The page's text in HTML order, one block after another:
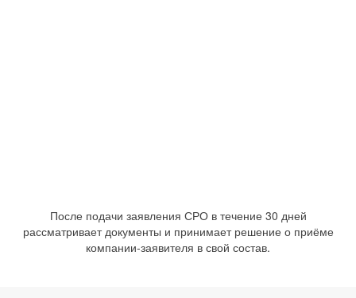
После подачи заявления СРО в течение 30 дней
рассматривает документы и принимает решение о приёме
компании-заявителя в свой состав.